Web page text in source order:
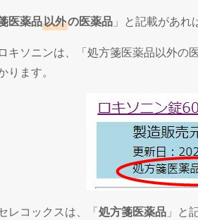
医薬品以外の医薬品 」と記載があれ
キソニンは、「処方箋医薬品以外の
ります。
レコックスは、「処方箋医薬品 」と